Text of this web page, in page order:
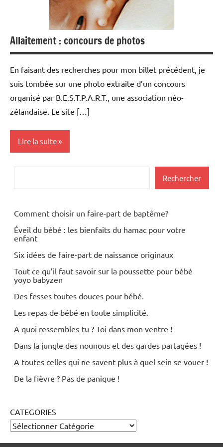
Allaitement : concours de photos
En faisant des recherches pour mon billet précédent, je
suis tombée sur une photo extraite d’un concours
organisé par B.E.S.T.P.A.R.T., une association néo-
zélandaise. Le site […]
Lire la suite
Rechercher
Comment choisir un faire-part de baptême?
Éveil du bébé : les bienfaits du hamac pour votre
enfant
Six idées de faire-part de naissance originaux
Tout ce qu’il faut savoir sur la poussette pour bébé
yoyo babyzen
Des fesses toutes douces pour bébé.
Les repas de bébé en toute simplicité.
A quoi ressembles-tu ? Toi dans mon ventre !
Dans la jungle des nounous et des gardes partagées !
A toutes celles qui ne savent plus à quel sein se vouer !
De la fièvre ? Pas de panique !
CATEGORIES